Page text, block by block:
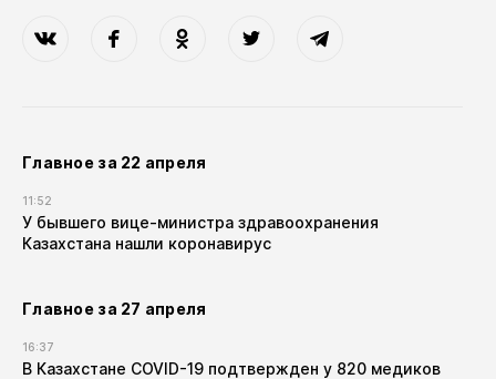
Главное за 22 апреля
11:52
У бывшего вице-министра здравоохранения
Казахстана нашли коронавирус
Главное за 27 апреля
16:37
В Казахстане COVID-19 подтвержден у 820 медиков